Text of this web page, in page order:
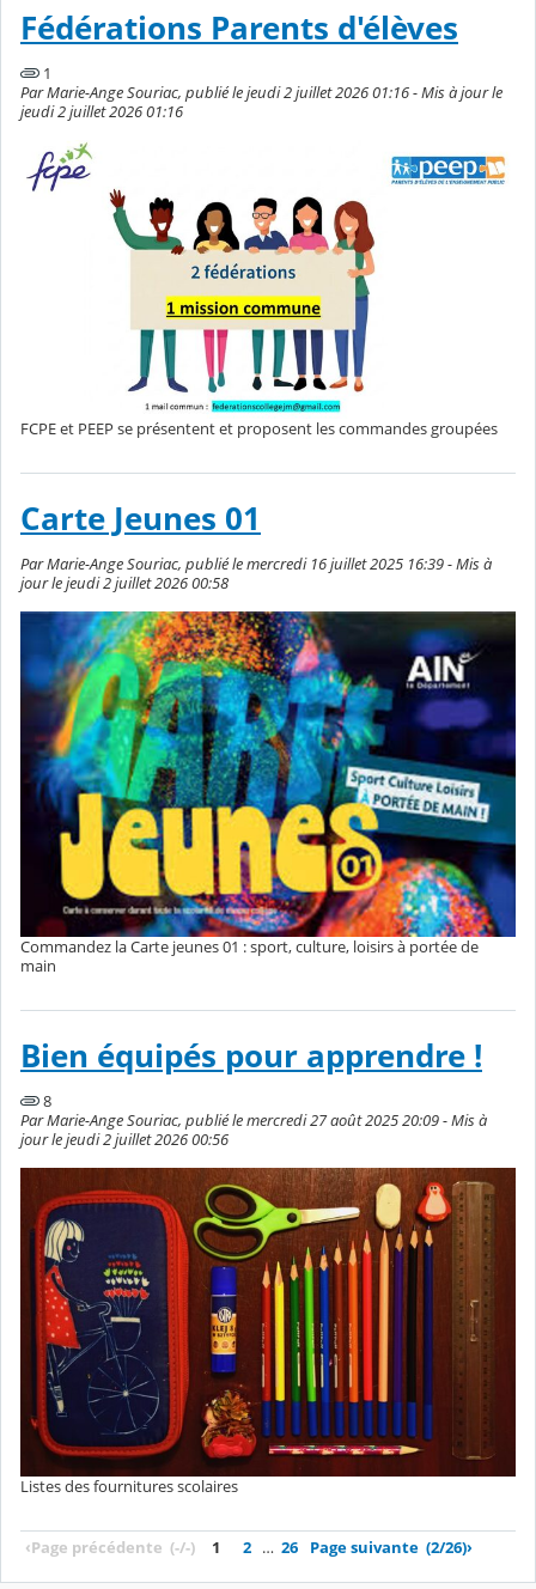
Fédérations Parents d'élèves
1
Par Marie-Ange Souriac, publié le jeudi 2 juillet 2026 01:16 - Mis à jour le
jeudi 2 juillet 2026 01:16
FCPE et PEEP se présentent et proposent les commandes groupées
Carte Jeunes 01
Par Marie-Ange Souriac, publié le mercredi 16 juillet 2025 16:39 - Mis à
jour le jeudi 2 juillet 2026 00:58
Commandez la Carte jeunes 01 : sport, culture, loisirs à portée de
main
Bien équipés pour apprendre !
8
Par Marie-Ange Souriac, publié le mercredi 27 août 2025 20:09 - Mis à
jour le jeudi 2 juillet 2026 00:56
Listes des fournitures scolaires
‹Page précédente (-/-) 1 2 … 26 Page suivante (2/26)›